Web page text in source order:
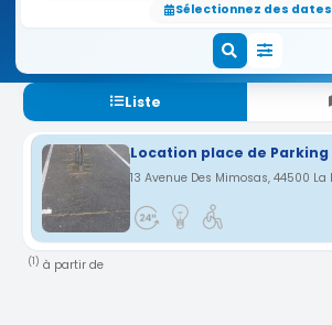
Sélectionnez des dates
Liste
Location place de Parking
(1) à partir de